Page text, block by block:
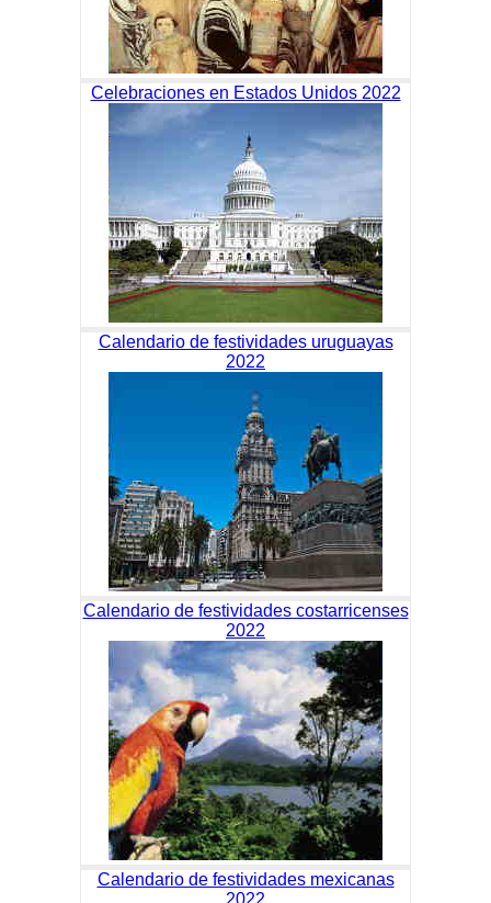
Celebraciones en Estados Unidos 2022
Calendario de festividades uruguayas
2022
Calendario de festividades costarricenses
2022
Calendario de festividades mexicanas